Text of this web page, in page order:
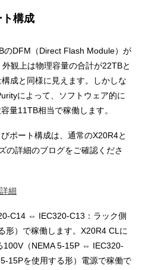
構成
のDFM（Direct Flash Module）が
観上は物理容量の合計が22TBと
成と同様に見えます。しかしな
によって、ソフトウェア的に
量11TB相当で稼働します。
ポート構成は、通常のX20R4と
の詳細のブログをご確認くださ
細
C14 ⇔ IEC320-C13：ラック側
形）で稼働します。X20R4 CLに
100V（NEMA 5-15P ⇔ IEC320-
15Pを使用する形）電源で稼働で